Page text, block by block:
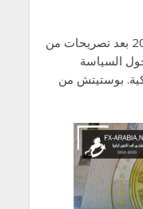
ارتفعت تداولات الدولار 25-05-2023 بعد تصريحات من
السياسة
بوستيتش من